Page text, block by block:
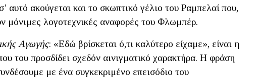
αυτό ακούγεται και το σκωπτικό γέλιο του Ραμπελαί που,
μόνιμες λογοτεχνικές αναφορές του Φλωμπέρ.
Αγωγής: «Εδώ βρίσκεται ό,τι καλύτερο είχαμε», είναι η
του προσδίδει σχεδόν αινιγματικό χαρακτήρα. Η φράση
με ένα συγκεκριμένο επεισόδιο του